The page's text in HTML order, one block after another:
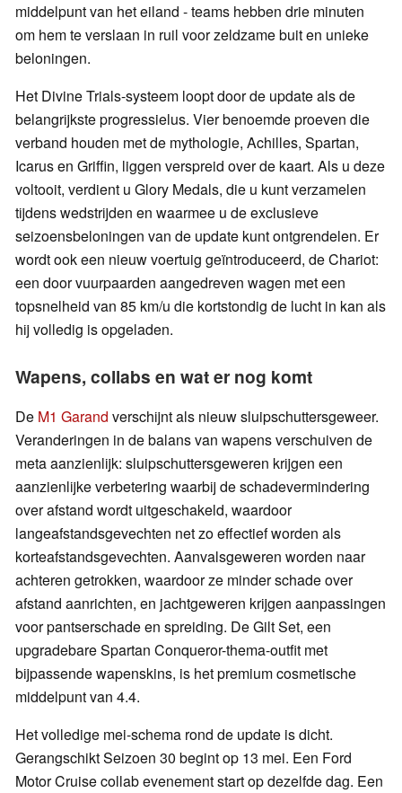
middelpunt van het eiland - teams hebben drie minuten
om hem te verslaan in ruil voor zeldzame buit en unieke
beloningen.
Het Divine Trials-systeem loopt door de update als de
belangrijkste progressielus. Vier benoemde proeven die
verband houden met de mythologie, Achilles, Spartan,
Icarus en Griffin, liggen verspreid over de kaart. Als u deze
voltooit, verdient u Glory Medals, die u kunt verzamelen
tijdens wedstrijden en waarmee u de exclusieve
seizoensbeloningen van de update kunt ontgrendelen. Er
wordt ook een nieuw voertuig geïntroduceerd, de Chariot:
een door vuurpaarden aangedreven wagen met een
topsnelheid van 85 km/u die kortstondig de lucht in kan als
hij volledig is opgeladen.
Wapens, collabs en wat er nog komt
De M1 Garand verschijnt als nieuw sluipschuttersgeweer.
Veranderingen in de balans van wapens verschuiven de
meta aanzienlijk: sluipschuttersgeweren krijgen een
aanzienlijke verbetering waarbij de schadevermindering
over afstand wordt uitgeschakeld, waardoor
langeafstandsgevechten net zo effectief worden als
korteafstandsgevechten. Aanvalsgeweren worden naar
achteren getrokken, waardoor ze minder schade over
afstand aanrichten, en jachtgeweren krijgen aanpassingen
voor pantserschade en spreiding. De Gilt Set, een
upgradebare Spartan Conqueror-thema-outfit met
bijpassende wapenskins, is het premium cosmetische
middelpunt van 4.4.
Het volledige mei-schema rond de update is dicht.
Gerangschikt Seizoen 30 begint op 13 mei. Een Ford
Motor Cruise collab evenement start op dezelfde dag. Een